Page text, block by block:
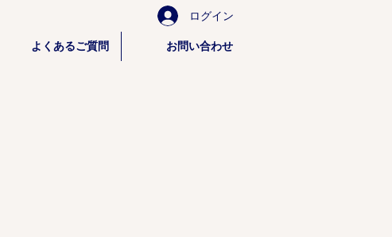
ログイン
よくあるご質問 お問い合わせ